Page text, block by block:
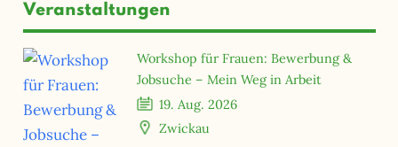
Veranstaltungen
Workshop für Frauen: Bewerbung &
Jobsuche – Mein Weg in Arbeit
19. Aug. 2026
Zwickau